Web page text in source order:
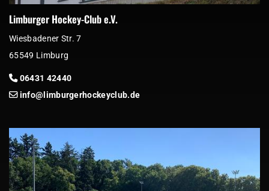
Limburger Hockey-Club e.V.
Wiesbadener Str. 7
65549 Limburg
06431 42440
info@limburgerhockeyclub.de